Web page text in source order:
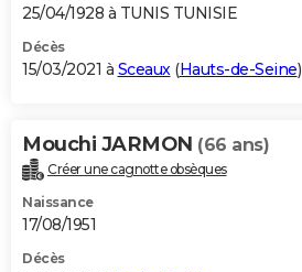
25/04/1928 à TUNIS TUNISIE
Décès
15/03/2021 à Sceaux (Hauts-de-Seine)
Mouchi JARMON (66 ans)
Créer une cagnotte obsèques
Naissance
17/08/1951
Décès